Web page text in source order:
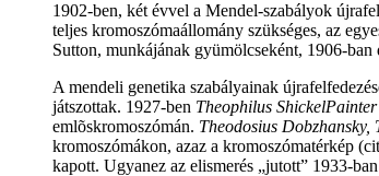
1902-ben, két évvel a Mendel-szabályok
teljes kromoszómaállomány szükséges, az
Sutton, munkájának gyümölcseként, 1906-
A mendeli genetika szabályainak
játszottak. 1927-ben Theophilus ShickelPainter
emlõskromoszómán. Theodosius
kromoszómákon, azaz a kromoszómatérkép
kapott. Ugyanez az elismerés „jutott” 1933-ban